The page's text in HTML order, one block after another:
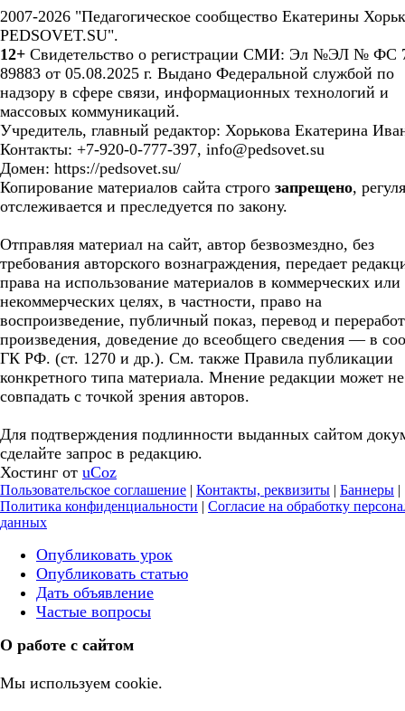
2007-2026 "Педагогическое сообщество Екатерины
PEDSOVET.SU".
12+ Свидетельство о регистрации СМИ: Эл №ЭЛ № ФС
89883 от 05.08.2025 г. Выдано Федеральной службой по
надзору в сфере связи, информационных технологий и
массовых коммуникаций.
Учредитель, главный редактор: Хорькова Екатерина
Контакты: +7-920-0-777-397, info@pedsovet.su
Домен: https://pedsovet.su/
Копирование материалов сайта строго запрещено,
отслеживается и преследуется по закону.
Отправляя материал на сайт, автор безвозмездно, без
требования авторского вознаграждения, передает
права на использование материалов в коммерческих или
некоммерческих целях, в частности, право на
воспроизведение, публичный показ, перевод и
произведения, доведение до всеобщего сведения — в
ГК РФ. (ст. 1270 и др.). См. также Правила публикации
конкретного типа материала. Мнение редакции может не
совпадать с точкой зрения авторов.
Для подтверждения подлинности выданных сайтом
сделайте запрос в редакцию.
Хостинг от uCoz
Пользовательское соглашение | Контакты, реквизиты | Баннеры |
Политика конфиденциальности | Согласие на обработку
данных
Опубликовать урок
Опубликовать статью
Дать объявление
Частые вопросы
О работе с сайтом
Мы используем cookie.